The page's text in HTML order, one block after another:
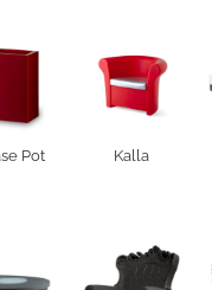
Pot Kalla